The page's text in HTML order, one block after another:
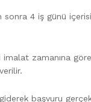
sonra 4 iş günü
zamanına
başvuru